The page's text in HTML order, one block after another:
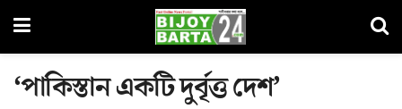
‘পাকিস্তান একটি দুর্বৃত্ত দেশ’